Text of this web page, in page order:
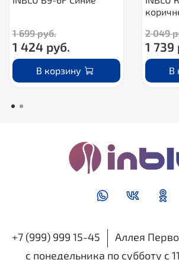
1 699 руб.
1 424 руб.
В корзину
2 049
1 739
В
+7 (999) 999 15-45
Аллея
с понедельника по субботу с